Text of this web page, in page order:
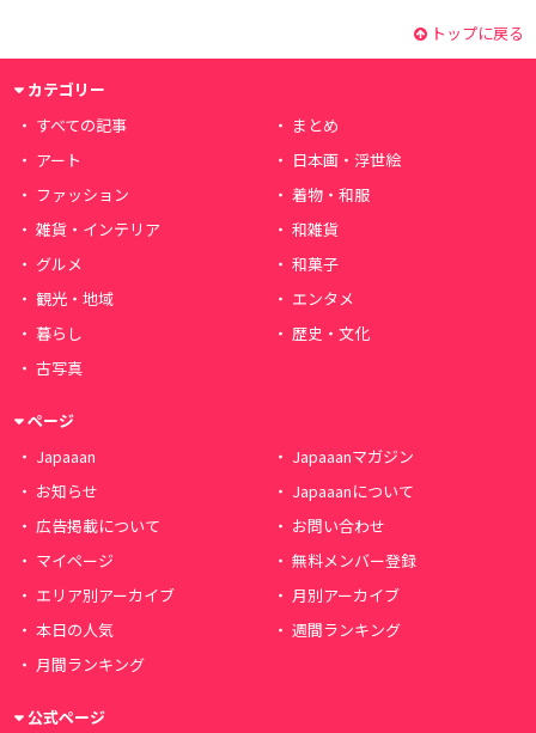
トップに戻る
カテゴリー
すべての記事
まとめ
アート
日本画・浮世絵
ファッション
着物・和服
雑貨・インテリア
和雑貨
グルメ
和菓子
観光・地域
エンタメ
暮らし
歴史・文化
古写真
ページ
Japaaan
Japaaanマガジン
お知らせ
Japaaanについて
広告掲載について
お問い合わせ
マイページ
無料メンバー登録
エリア別アーカイブ
月別アーカイブ
本日の人気
週間ランキング
月間ランキング
公式ページ